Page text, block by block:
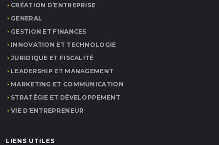
CRÉATION D’ENTREPRISE
GENERAL
GESTION ET FINANCES
INNOVATION ET TECHNOLOGIE
JURIDIQUE ET FISCALITÉ
LEADERSHIP ET MANAGEMENT
MARKETING ET COMMUNICATION
STRATÉGIE ET DÉVELOPPEMENT
VIE D’ENTREPRENEUR
LIENS UTILES